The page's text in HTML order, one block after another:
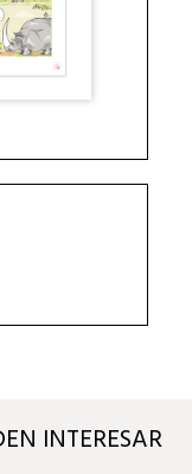
INTERESAR